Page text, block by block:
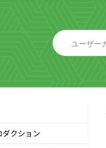
ダクション